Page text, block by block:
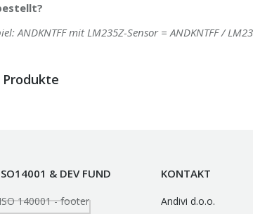
ANDKNTFF mit LM235Z-Sensor = ANDKNTFF /
& DEV FUND KONTAKT
Andivi d.o.o.